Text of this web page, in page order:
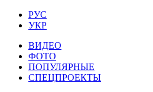
РУС
УКР
ВИДЕО
ФОТО
ПОПУЛЯРНЫЕ
СПЕЦПРОЕКТЫ